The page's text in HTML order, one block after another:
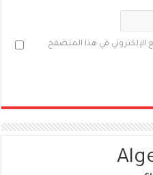
الإلكتروني في هذا المتصفح